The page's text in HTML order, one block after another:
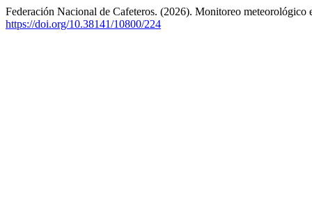
Federación Nacional de Cafeteros. (2026). Monitoreo meteorológico
https://doi.org/10.38141/10800/224